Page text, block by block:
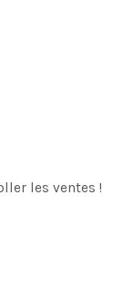
les ventes !